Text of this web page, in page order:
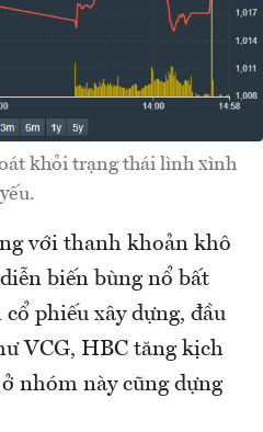
khỏi trạng thái lình xình
yếu.
với thanh khoản khô
biến bùng nổ bất
phiếu xây dựng, đầu
VCG, HBC tăng kịch
nhóm này cũng dựng